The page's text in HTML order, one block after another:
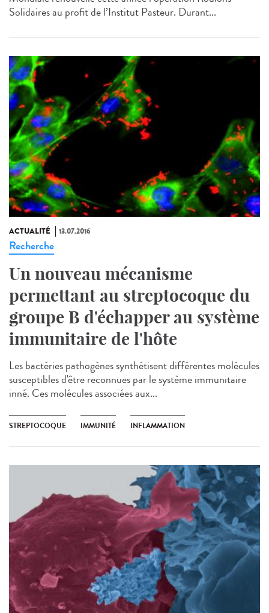
Solidaires au profit de l’Institut Pasteur. Durant...
ACTUALITÉ 13.07.2016
Recherche
Un nouveau mécanisme
permettant au streptocoque du
groupe B d'échapper au système
immunitaire de l'hôte
Les bactéries pathogènes synthétisent différentes molécules
susceptibles d'être reconnues par le système immunitaire
inné. Ces molécules associées aux...
STREPTOCOQUE IMMUNITÉ INFLAMMATION